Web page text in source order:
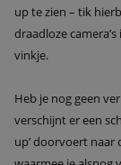
up te zien – tik
draadloze
vinkje.
Heb je nog geen
verschijnt er een
up’ doorvoert naar